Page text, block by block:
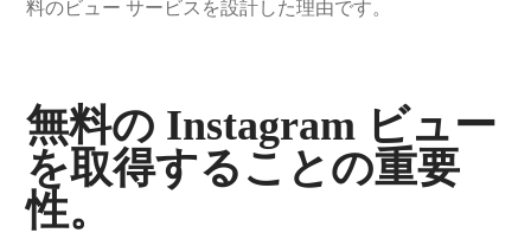
料のビュー サービスを設計した理由です。
無料の Instagram ビュー
を取得することの重要
性。